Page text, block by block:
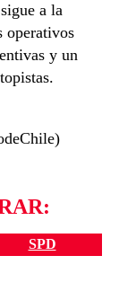
a la
operativos
y un
SPD